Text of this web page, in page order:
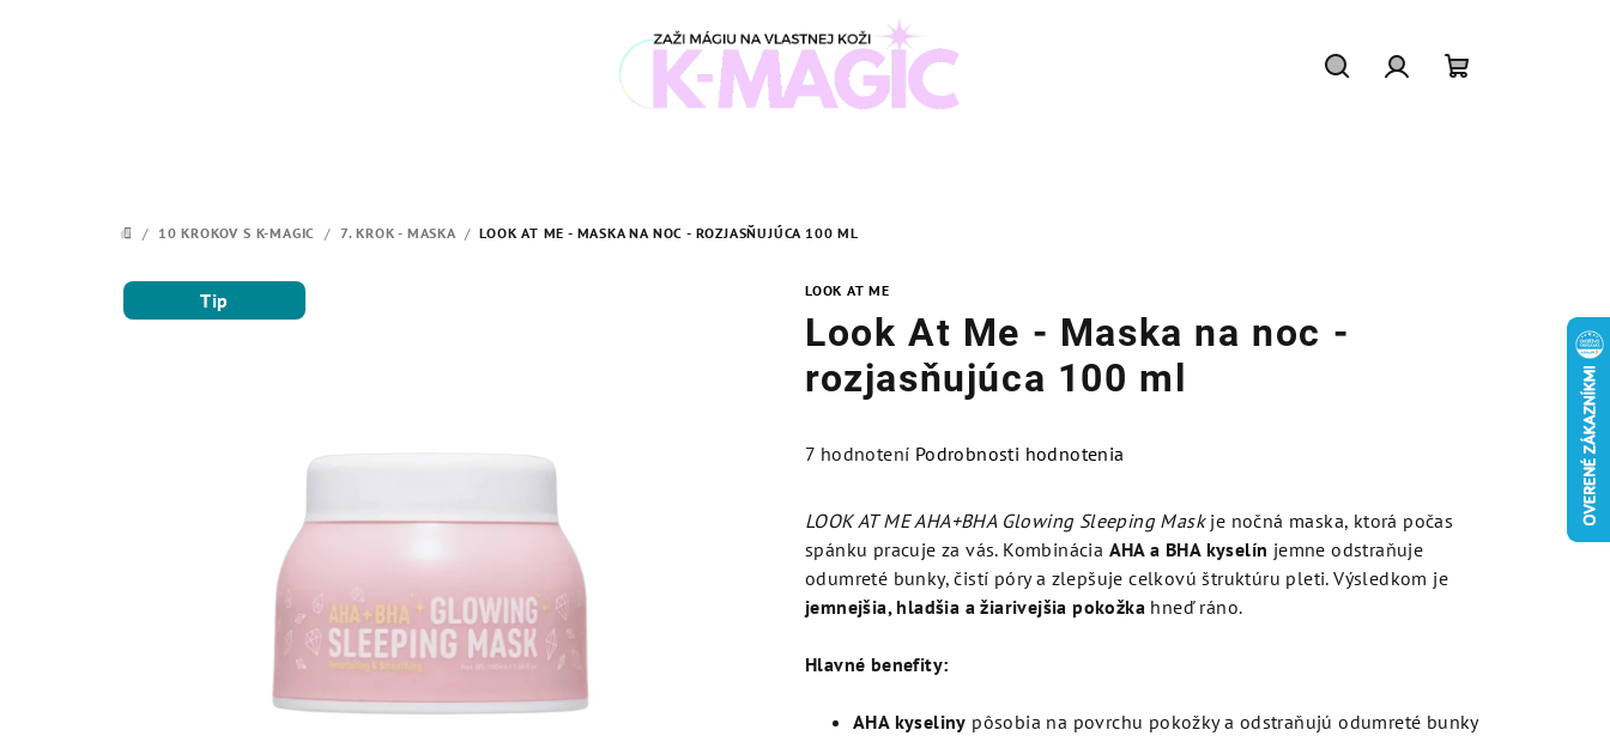
DOMOV
/ 10 KROKOV S K-MAGIC / 7. KROK - MASKA / LOOK AT ME - MASKA NA NOC - ROZJASŇUJÚCA 100 ML
LOOK AT ME
Look At Me - Maska na noc -
rozjasňujúca 100 ml
Priemerné
produktu
4,9
z
5
hviezdičiek.
7 hodnotení Podrobnosti hodnotenia
LOOK AT ME AHA+BHA Glowing Sleeping Maskje nočná maska, ktorá počas
spánku pracuje za vás. Kombinácia AHA a BHA kyselín jemne odstraňuje
odumreté bunky, čistí póry a zlepšuje celkovú štruktúru pleti. Výsledkom je
jemnejšia, hladšia a žiarivejšia pokožka hneď ráno.
Hlavné benefity:
AHA kyseliny pôsobia na povrchu pokožky a odstraňujú odumreté bunky
Tip